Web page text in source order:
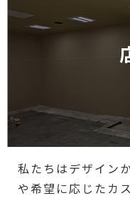
私たちはデザイン
や希望に応じたカ